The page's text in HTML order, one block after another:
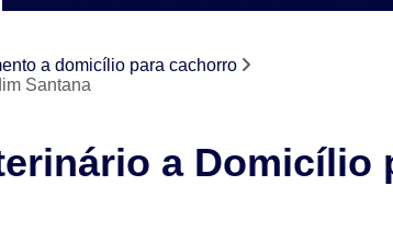
Check-up Veterinário em Cachorro
Cirurgia em Animais Campinas
Cirurgia em Animais São Paulo
a domicílio para cachorro
Santana
a Domicílio